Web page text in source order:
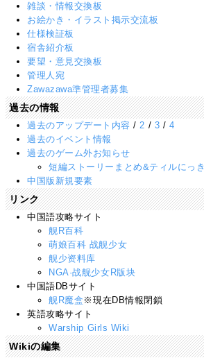
雑談・情報交換板
お絵かき・イラスト掲示交流板
仕様検証板
宿舎紹介板
要望・意見交換板
管理人宛
Zawazawa準管理者募集
過去の情報
過去のアップデート内容 /2 / 3 / 4
過去のイベント情報
過去のゲーム外お知らせ
短編ストーリーまとめ&ティルにっき
中国版新規要素
リンク
中国語攻略サイト
舰R百科
萌娘百科 战舰少女
舰少资料库
NGA·战舰少女R版块
中国語DBサイト
舰R魔盒 ※現在DB情報閉鎖
英語攻略サイト
Warship Girls Wiki
Wikiの編集